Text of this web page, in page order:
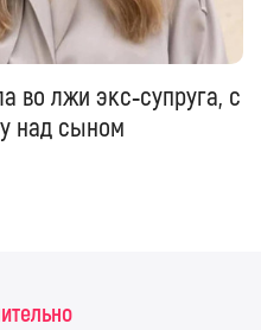
во лжи экс‑супруга, с
над сыном